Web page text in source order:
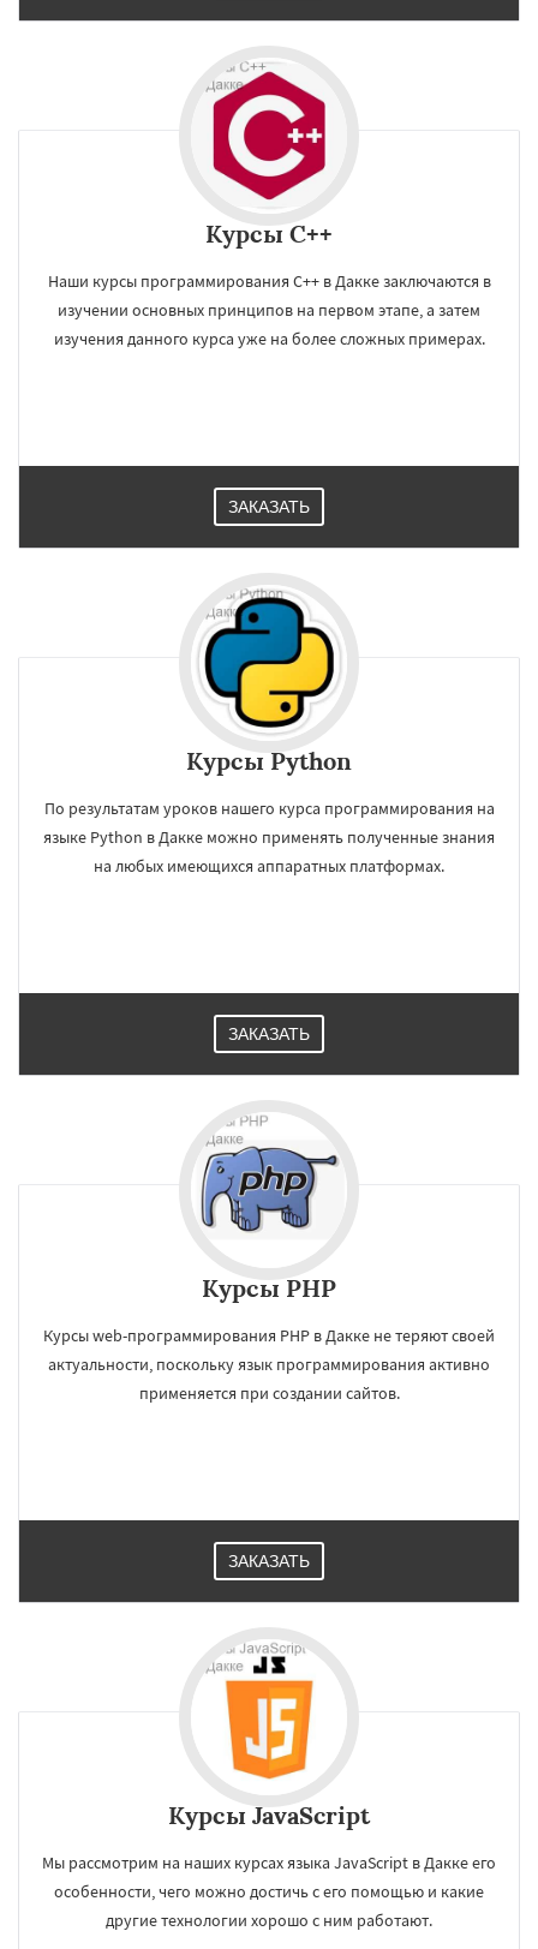
Курсы C++
Наши курсы программирования C++ в Дакке заключаются в
изучении основных принципов на первом этапе, а затем
изучения данного курса уже на более сложных примерах.
ЗАКАЗАТЬ
Курсы Python
По результатам уроков нашего курса программирования на
языке Python в Дакке можно применять полученные знания
на любых имеющихся аппаратных платформах.
ЗАКАЗАТЬ
Курсы PHP
Курсы web-программирования PHP в Дакке не теряют своей
актуальности, поскольку язык программирования активно
применяется при создании сайтов.
ЗАКАЗАТЬ
Курсы JavaScript
Мы рассмотрим на наших курсах языка JavaScript в Дакке его
особенности, чего можно достичь с его помощью и какие
другие технологии хорошо с ним работают.